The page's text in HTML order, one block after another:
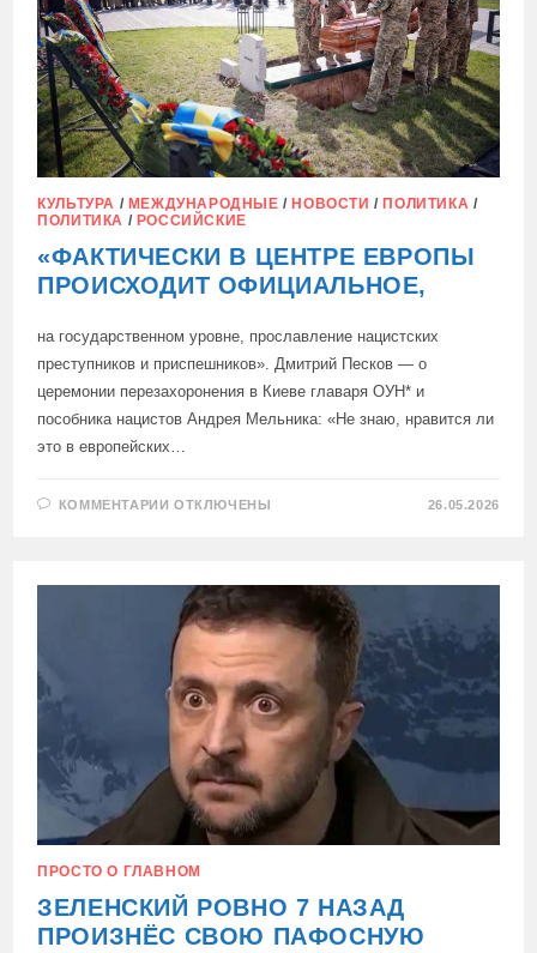
КУЛЬТУРА / МЕЖДУНАРОДНЫЕ / НОВОСТИ / ПОЛИТИКА /
ПОЛИТИКА / РОССИЙСКИЕ
«ФАКТИЧЕСКИ В ЦЕНТРЕ ЕВРОПЫ
ПРОИСХОДИТ ОФИЦИАЛЬНОЕ,
на государственном уровне, прославление нацистских
преступников и приспешников». Дмитрий Песков — о
церемонии перезахоронения в Киеве главаря ОУН* и
пособника нацистов Андрея Мельника: «Не знаю, нравится ли
это в европейских…
КОММЕНТАРИИ К
ЕВРОПЫ
ПРОИСХОДИТ
ОФИЦИАЛЬНОЕ,
ОТКЛЮЧЕНЫ 26.05.2026
ПРОСТО О ГЛАВНОМ
ЗЕЛЕНСКИЙ РОВНО 7 НАЗАД
ПРОИЗНЁС СВОЮ ПАФОСНУЮ